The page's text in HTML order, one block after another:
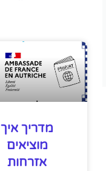
מדריך איך
מוציאים
אזרחות